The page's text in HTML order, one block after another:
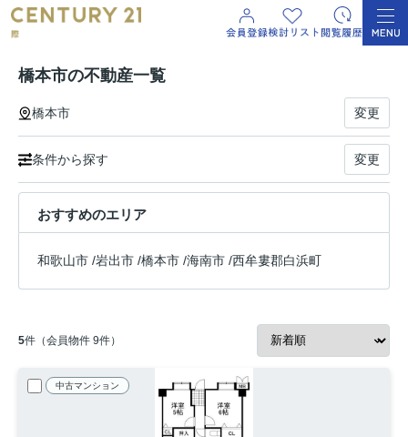
橋本市の不動産一覧
橋本市 変更
条件から探す 変更
おすすめのエリア
和歌山市 /岩出市 /橋本市 /海南市 /西牟婁郡白浜町
5件（会員物件 9件）
中古マンション